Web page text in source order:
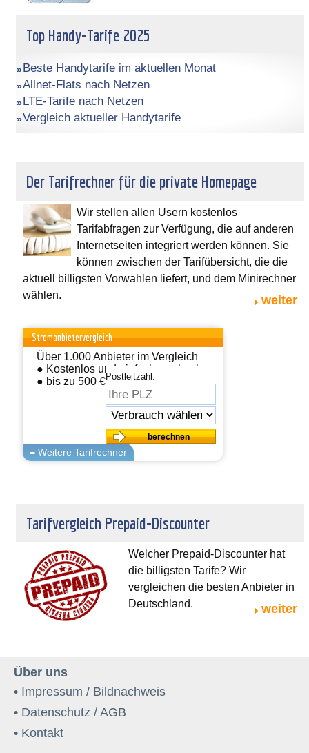
Top Handy-Tarife 2025
Beste Handytarife im aktuellen Monat
Allnet-Flats nach Netzen
LTE-Tarife nach Netzen
Vergleich aktueller Handytarife
Der Tarifrechner für die private Homepage
Wir stellen allen Usern kostenlos
Tarifabfragen zur Verfügung, die auf anderen
Internetseiten integriert werden können. Sie
können zwischen der Tarifübersicht, die die
aktuell billigsten Vorwahlen liefert, und dem Minirechner
wählen.
weiter
Stromanbietervergleich
Über 1.000 Anbieter im Vergleich
● Kostenlos und einfach wechseln
● bis zu 500 € sparen
Postleitzahl:
Tarifvergleich Prepaid-Discounter
Welcher Prepaid-Discounter hat
die billigsten Tarife? Wir
vergleichen die besten Anbieter in
Deutschland.
weiter
Über uns
• Impressum / Bildnachweis
• Datenschutz / AGB
• Kontakt